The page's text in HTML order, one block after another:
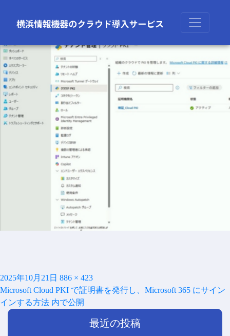
次の画像
投
稿
日:
2025年10月21日 フ
ル
サ
886 × 423
投
稿
ナ
Microsoft Cloud PKI で証明書を発行し、Microsoft 365 にサイン
インする方法 内で公開
最近の投稿